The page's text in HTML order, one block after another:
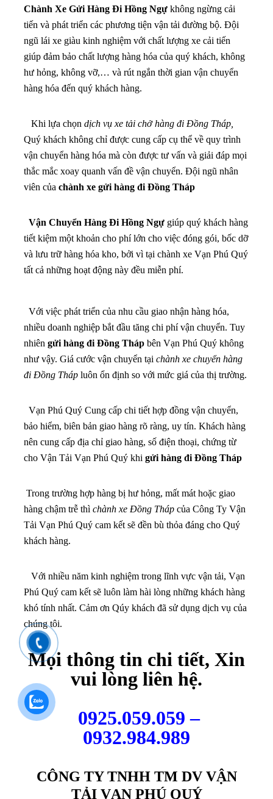
Chành Xe Gửi Hàng Đi Hồng Ngự không ngừng cải
tiến và phát triển các phương tiện vận tải đường bộ. Đội
ngũ lái xe giàu kinh nghiệm với chất lượng xe cải tiến
giúp đảm bảo chất lượng hàng hóa của quý khách, không
hư hỏng, không vỡ,… và rút ngắn thời gian vận chuyển
hàng hóa đến quý khách hàng.
Khi lựa chọn dịch vụ xe tải chở hàng đi Đồng Tháp,
Quý khách không chỉ được cung cấp cụ thể về quy trình
vận chuyển hàng hóa mà còn được tư vấn và giải đáp mọi
thắc mắc xoay quanh vấn đề vận chuyển. Đội ngũ nhân
viên của chành xe gửi hàng đi Đồng Tháp
Vận Chuyển Hàng Đi Hồng Ngự giúp quý khách hàng
tiết kiệm một khoản cho phí lớn cho việc đóng gói, bốc dỡ
và lưu trữ hàng hóa kho, bởi vì tại chành xe Vạn Phú Quý
tất cả những hoạt động này đều miễn phí.
Với việc phát triển của nhu cầu giao nhận hàng hóa,
nhiều doanh nghiệp bắt đầu tăng chi phí vận chuyển. Tuy
nhiên gửi hàng đi Đồng Tháp bên Vạn Phú Quý không
như vậy. Giá cước vận chuyển tại chành xe chuyển hàng
đi Đồng Tháp luôn ổn định so với mức giá của thị trường.
Vạn Phú Quý Cung cấp chi tiết hợp đồng vận chuyển,
bảo hiểm, biên bản giao hàng rõ ràng, uy tín. Khách hàng
nên cung cấp địa chỉ giao hàng, số điện thoại, chứng từ
cho Vận Tải Vạn Phú Quý khi gửi hàng đi Đồng Tháp
Trong trường hợp hàng bị hư hỏng, mất mát hoặc giao
hàng chậm trễ thì chành xe Đồng Tháp của Công Ty Vận
Tải Vạn Phú Quý cam kết sẽ đền bù thỏa đáng cho Quý
khách hàng.
Với nhiều năm kinh nghiệm trong lĩnh vực vận tải, Vạn
Phú Quý cam kết sẽ luôn làm hài lòng những khách hàng
khó tính nhất. Cảm ơn Qúy khách đã sử dụng dịch vụ của
chúng tôi.
Mọi thông tin chi tiết, Xin
vui lòng liên hệ.
0925.059.059 –
0932.984.989
CÔNG TY TNHH TM DV VẬN
TẢI VẠN PHÚ QUÝ